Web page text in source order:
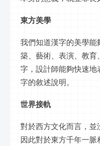
東方美學
我們知道漢字的美學
築、藝術、表演、教
字，設計師能夠快速
字的敘述說明。
世界接軌
對於西方文化而言，並
因此對於東方千年一